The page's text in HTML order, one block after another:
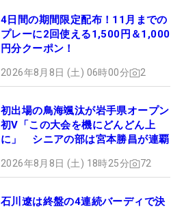
4日間の期間限定配布！11月までの
プレーに2回使える1,500円＆1,000
円分クーポン！
2026年8月8日 (土) 06時00分 2
初出場の鳥海颯汰が岩手県オープン
初V「この大会を機にどんどん上
に」 シニアの部は宮本勝昌が連覇
2026年8月8日 (土) 18時25分 72
石川遼は終盤の4連続バーディで決